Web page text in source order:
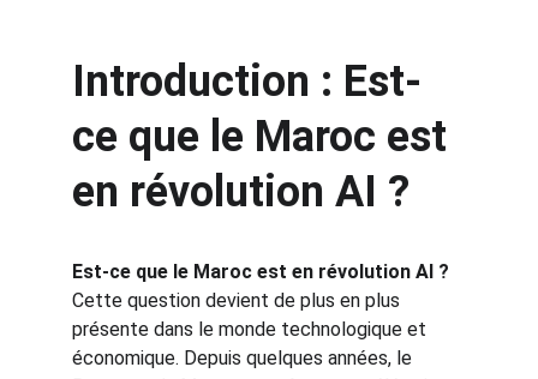
Introduction : Est-
ce que le Maroc est
en révolution AI ?
Est-ce que le Maroc est en révolution AI ?
Cette question devient de plus en plus
présente dans le monde technologique et
économique. Depuis quelques années, le